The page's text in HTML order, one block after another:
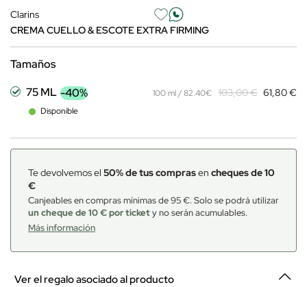
Clarins
CREMA CUELLO & ESCOTE EXTRA FIRMING
Tamaños
75 ML -40%
Disponible
100 ml / 82.40€ 103,00 € 61,80 €
Te devolvemos el 50% de tus comprasen cheques de 10
€
Canjeables en compras mínimas de 95 €. Solo se podrá utilizar
un cheque de 10 € por tickety no serán acumulables.
Más información
Ver el regalo asociado al producto